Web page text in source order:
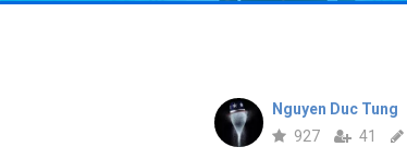
Nguyen Duc Tung
927 41